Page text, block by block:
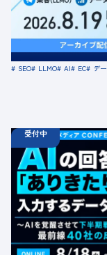
定員数：500名
金額：無料
場所：オンライン
SEO LLMO AI EC デ
受付中
ウェビナー
【無料カンファ
は、入力するデ
半期戦略を具体
定員数：1000名
金額：無料